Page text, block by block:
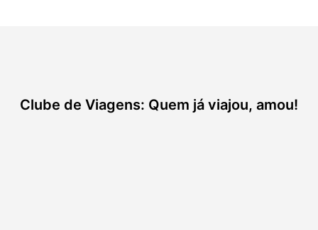
Clube de Viagens: Quem já viajou, amou!